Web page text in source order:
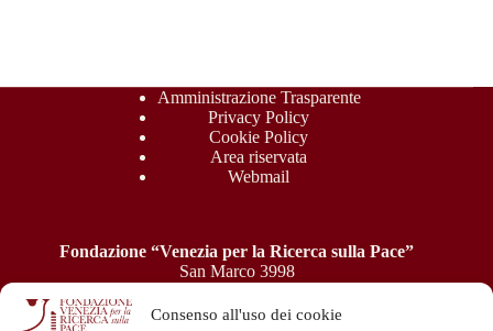
Consenso all'uso dei cookie
Amministrazione Trasparente
Privacy Policy
Cookie Policy
Area riservata
Webmail
Fondazione “Venezia per la Ricerca sulla Pace”
San Marco 3998
P.IVA: 04945550277 - C.F.: 94039050276